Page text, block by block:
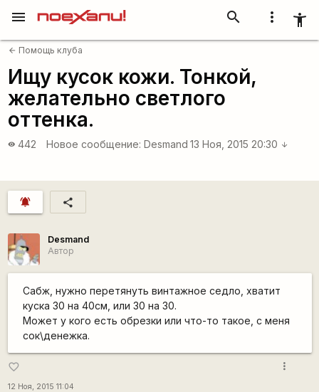
more_vert accessibility_new
search
menu
arrow_back Помощь клуба
Ищу кусок кожи. Тонкой,
желательно светлого
оттенка.
visibility 442 Новое сообщение: Desmand 13 Ноя, 2015 20:30 arrow_downward
notifications_active share
Desmand
Автор
Сабж, нужно перетянуть винтажное седло, хватит
куска 30 на 40см, или 30 на 30.
Может у кого есть обрезки или что-то такое, с меня
сок\денежка.
favorite_border
12 Ноя, 2015 11:04
more_vert